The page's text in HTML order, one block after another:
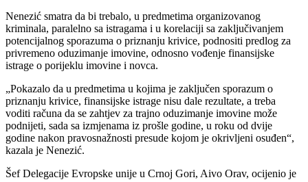
Nenezić smatra da bi trebalo, u predmetima organizovanog
kriminala, paralelno sa istragama i u korelaciji sa zaključivanjem
potencijalnog sporazuma o priznanju krivice, podnositi predlog za
privremeno oduzimanje imovine, odnosno vođenje finansijske
istrage o porijeklu imovine i novca.
„Pokazalo da u predmetima u kojima je zaključen sporazum o
priznanju krivice, finansijske istrage nisu dale rezultate, a treba
voditi računa da se zahtjev za trajno oduzimanje imovine može
podnijeti, sada sa izmjenama iz prošle godine, u roku od dvije
godine nakon pravosnažnosti presude kojom je okrivljeni osuđen“,
kazala je Nenezić.
Šef Delegacije Evropske unije u Crnoj Gori, Aivo Orav, ocijenio je